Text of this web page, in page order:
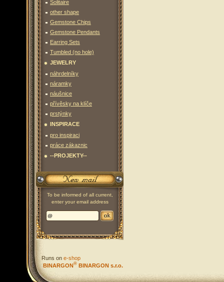
Solitaire
other shape
Gemstone Chips
Gemstone Pendants
Earring Sets
Tumbled (no hole)
JEWELRY
náhrdelníky
náramky
náušnice
přívěsky na klíče
prstýnky
INSPIRACE
pro inspiraci
práce zákaznic
--PROJEKTY--
To be informed of all current,
enter your email address
Runs on e-shop
BINARGON® BINARGON s.r.o.